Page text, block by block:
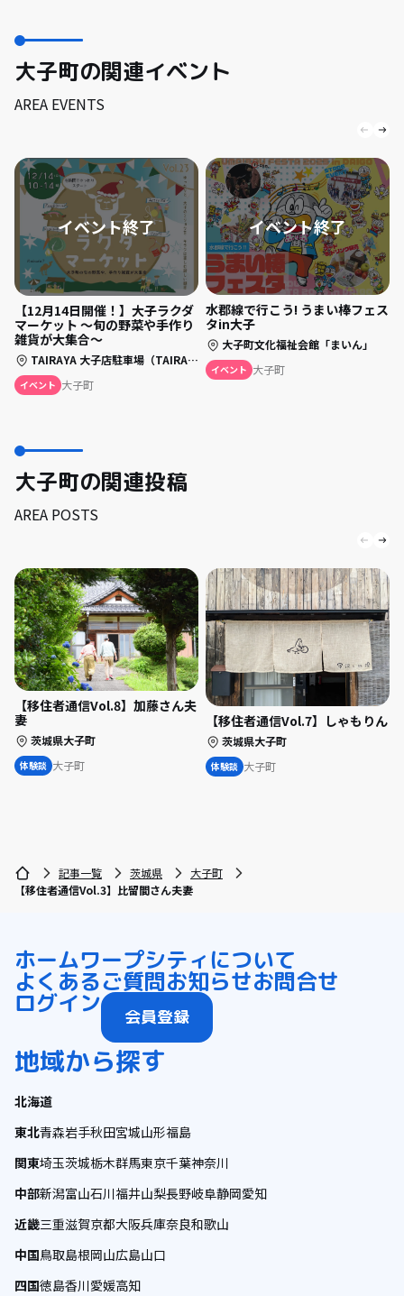
大子町の関連イベント
AREA EVENTS
【12月14日開催！】大子ラクダ
マーケット 〜旬の野菜や手作り
雑貨が大集合〜
TAIRAYA 大子店駐車場（TAIRAYA 横）
イベント 大子町
水郡線で行こう! うまい棒フェス
タin大子
大子町文化福祉会館「まいん」
イベント 大子町
大子町の関連投稿
AREA POSTS
【移住者通信Vol.8】加藤さん夫
妻
茨城県大子町
体験談 大子町
【移住者通信Vol.7】しゃもりん
茨城県大子町
体験談 大子町
記事一覧 茨城県
大子町
【移住者通信Vol.3】比留間さん夫妻
ホームワープシティについて
よくあるご質問お知らせお問合せ
ログイン 会員登録
地域から探す
北海道
東北青森岩手秋田宮城山形福島
関東埼玉茨城栃木群馬東京千葉神奈川
中部新潟富山石川福井山梨長野岐阜静岡愛知
近畿三重滋賀京都大阪兵庫奈良和歌山
中国鳥取島根岡山広島山口
四国徳島香川愛媛高知